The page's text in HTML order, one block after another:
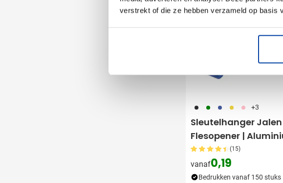
verstrekt of die ze hebben verzameld op basis
001 004 005 006 017 +3
Sleutelhanger
Flesopener |
(15)
vanaf0,19
Bedrukken vanaf 150 stuks